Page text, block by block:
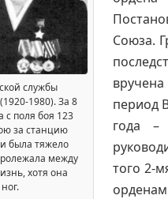
службы
1980). За 8
с поля боя 123
за станцию
была тяжело
между
хотя она
Союза.
период
года –
того 2-